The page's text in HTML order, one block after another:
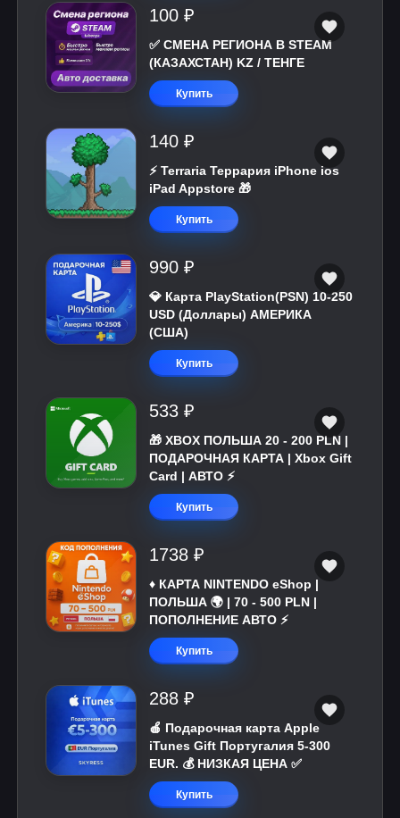
100 ₽
✅ СМЕНА РЕГИОНА В STEAM
(КАЗАХСТАН) KZ / ТЕНГЕ
Купить
140 ₽
⚡️ Terraria Террария iPhone ios
iPad Appstore 🎁
Купить
990 ₽
💎 Карта PlayStation(PSN) 10-250
USD (Доллары) АМЕРИКА
(США)
Купить
533 ₽
🎁 XBOX ПОЛЬША 20 - 200 PLN |
ПОДАРОЧНАЯ КАРТА | Xbox Gift
Card | АВТО ⚡
Купить
1738 ₽
♦️ КАРТА NINTENDO eShop |
ПОЛЬША 🌍 | 70 - 500 PLN |
ПОПОЛНЕНИЕ АВТО ⚡
Купить
288 ₽
🍎 Подарочная карта Apple
iTunes Gift Португалия 5-300
EUR. 💰 НИЗКАЯ ЦЕНА ✅
Купить